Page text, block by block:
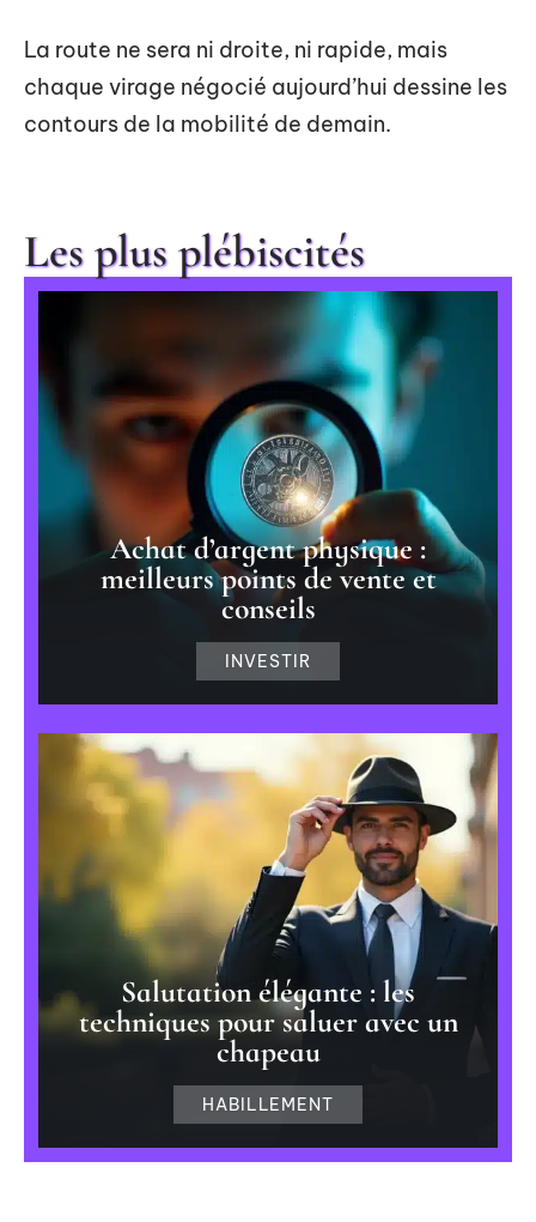
La route ne sera ni droite, ni rapide, mais
chaque virage négocié aujourd’hui dessine les
contours de la mobilité de demain.
Les plus plébiscités
Achat d’argent physique :
meilleurs points de vente et
conseils
INVESTIR
Salutation élégante : les
techniques pour saluer avec un
chapeau
HABILLEMENT